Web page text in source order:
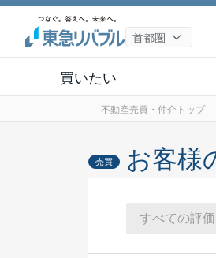
買いたい
不動産売買・仲介トップ
売買 お客様